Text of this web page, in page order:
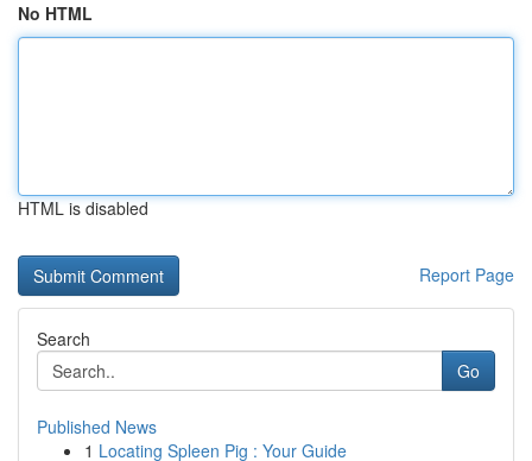
No HTML
HTML is disabled
Report Page
Search
Go
Published News
1 Locating Spleen Pig : Your Guide